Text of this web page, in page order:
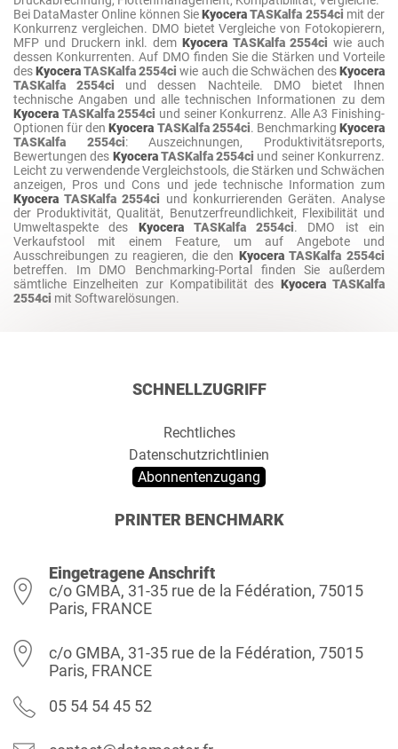
Bei DataMaster Online können SieKyocera TASKalfa 2554ci mit der
Konkurrenz vergleichen. DMO bietet Vergleiche von Fotokopierern,
MFP und Druckern inkl. dem Kyocera TASKalfa 2554ci wie auch
dessen Konkurrenten. Auf DMO finden Sie die Stärken und Vorteile
desKyocera TASKalfa 2554ci wie auch die Schwächen desKyocera
TASKalfa 2554ci und dessen Nachteile. DMO bietet Ihnen
technische Angaben und alle technischen Informationen zu dem
Kyocera TASKalfa 2554ci und seiner Konkurrenz. Alle A3 Finishing-
Optionen für denKyocera TASKalfa 2554ci. BenchmarkingKyocera
TASKalfa 2554ci: Auszeichnungen, Produktivitätsreports,
Bewertungen des Kyocera TASKalfa 2554ci und seiner Konkurrenz.
Leicht zu verwendende Vergleichstools, die Stärken und Schwächen
anzeigen, Pros und Cons und jede technische Information zum
Kyocera TASKalfa 2554ci und konkurrierenden Geräten. Analyse
der Produktivität, Qualität, Benutzerfreundlichkeit, Flexibilität und
Umweltaspekte des Kyocera TASKalfa 2554ci. DMO ist ein
Verkaufstool mit einem Feature, um auf Angebote und
Ausschreibungen zu reagieren, die den Kyocera TASKalfa 2554ci
betreffen. Im DMO Benchmarking-Portal finden Sie außerdem
sämtliche Einzelheiten zur Kompatibilität des Kyocera TASKalfa
2554ci mit Softwarelösungen.
SCHNELLZUGRIFF
Rechtliches
Datenschutzrichtlinien
Abonnentenzugang
PRINTER BENCHMARK
Eingetragene Anschrift
c/o GMBA, 31-35 rue de la Fédération, 75015
Paris, FRANCE
c/o GMBA, 31-35 rue de la Fédération, 75015
Paris, FRANCE
05 54 54 45 52